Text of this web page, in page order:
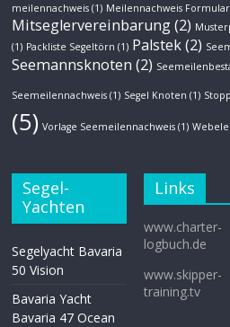
meilennachweis (1) Meilennachweis Formular
Mitseglervereinbarung(2)
(1) Packliste Segeltörn (1) Palstek(2)
Seemannsknoten (2)
Seemeilennachweis (1) Segel Knoten (1)
(5) Vorlage Seemeilennachweis (1)
Segel-
Yachten
Segelyacht Bavaria
50 Vision
Bavaria Yacht
Bavaria 47 Ocean
Links
www.charter-
logbuch.de
www.skipper-
training.tv